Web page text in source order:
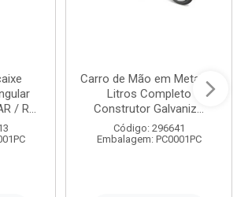
/ R...
Carro de Mão em Metal 60
Litros Completo
Construtor Galvaniz...
Código: 296641
Embalagem: PC0001PC